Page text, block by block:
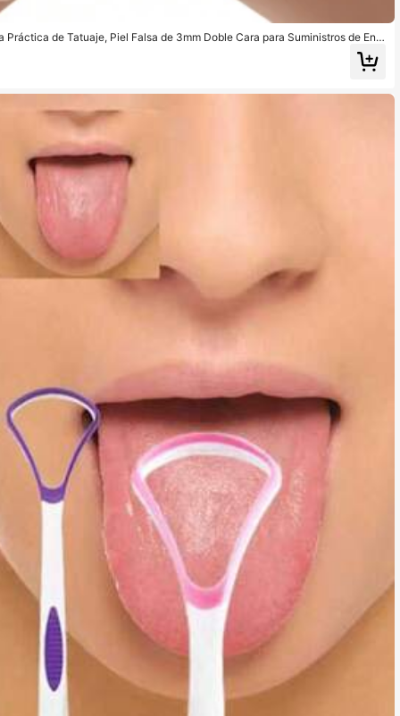
de Tatuaje, Piel Falsa de 3mm Doble Cara para Suministros de Entr
de Tatuaje